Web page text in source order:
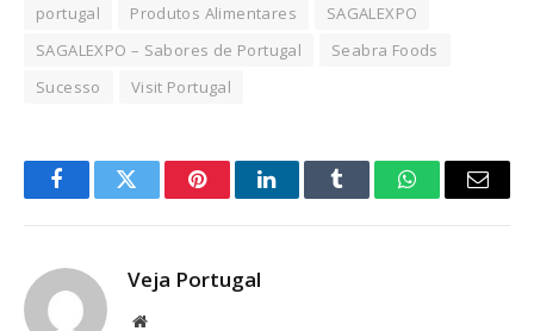
portugal
Produtos Alimentares
SAGALEXPO
SAGALEXPO – Sabores de Portugal
Seabra Foods
Sucesso
Visit Portugal
FacebookTwitter PinterestLinkedInTumblr WhatsAppEmail
Veja Portugal
Website